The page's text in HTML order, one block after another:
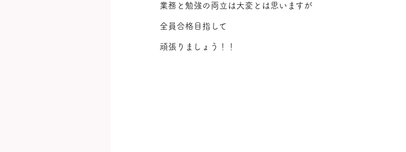
業務と勉強の両立は大変とは思いますが
全員合格目指して
頑張りましょう！！